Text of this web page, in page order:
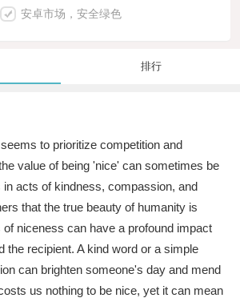
安卓市场，安全绿色
排行
to prioritize competition and
value of being 'nice' can sometimes be
in acts of kindness, compassion, and
that the true beauty of humanity is
niceness can have a profound impact
the recipient. A kind word or a simple
can brighten someone's day and mend
us nothing to be nice, yet it can mean